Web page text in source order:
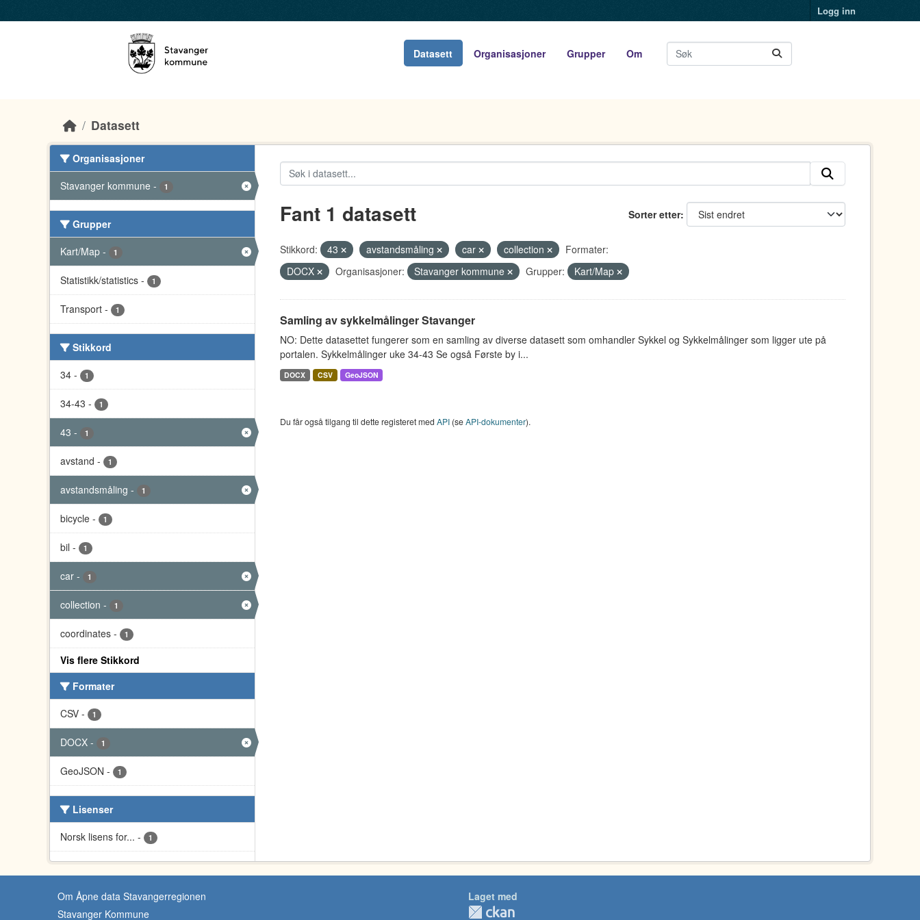
Logg inn
Datasett Organisasjoner Grupper Om
Datasett
Organisasjoner
Stavanger kommune - 1
Grupper
Kart/Map - 1
Statistikk/statistics - 1
Transport - 1
Stikkord
34 - 1
34-43 - 1
43 - 1
avstand - 1
avstandsmåling - 1
bicycle - 1
bil - 1
car - 1
collection - 1
coordinates - 1
Vis flere Stikkord
Formater
CSV - 1
DOCX - 1
GeoJSON - 1
Lisenser
Norsk lisens for... - 1
Sorter etter
Fant 1 datasett
Stikkord: 43 avstandsmåling car collection
Formater:
DOCX
Organisasjoner: Stavanger kommune Grupper: Kart/Map
Samling av sykkelmålinger Stavanger
NO: Dette datasettet fungerer som en samling av diverse datasett som omhandler Sykkel og Sykkelmålinger som ligger ute på
portalen. Sykkelmålinger uke 34-43 Se også Første by i...
DOCX CSV GeoJSON
Du får også tilgang til dette registeret med API(seAPI-dokumenter).
Om Åpne data Stavangerregionen
Stavanger Kommune
Laget med